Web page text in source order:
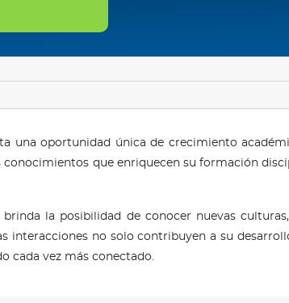
una oportunidad única de crecimiento
conocimientos que enriquecen su formación
la posibilidad de conocer nuevas
interacciones no solo contribuyen a su
cada vez más conectado.